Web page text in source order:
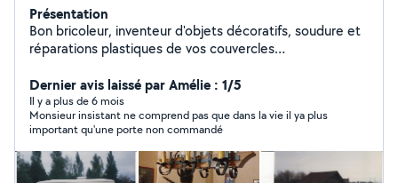
Présentation
Bon bricoleur, inventeur d'objets décoratifs, soudure et
réparations plastiques de vos couvercles
plastique, soudure sur plastique), mécanique autos,
vélos, tondeuses, motoculteurs, tronçonneuses,
préparation moteur course automobile, plants de
jardinage, cours d'informatique Excel, Word, vidéaste
amateur, monteur film 8mm, cassette VHS, maitrise de
Powerpoint, Vidéopad, Movie Maker, écrivain, etc....
Dernier avis laissé par Amélie : 1/5
Il y a plus de 6 mois
Monsieur insistant ne comprend pas que dans la vie il ya plus
important qu'une porte non commandé